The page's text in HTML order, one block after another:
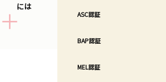
には
ASC認証
BAP認証
MEL認証